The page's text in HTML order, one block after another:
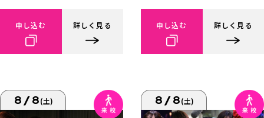
申し込む 詳しく見る 申し込む 詳しく見る
8/8(土) 8/8(土)